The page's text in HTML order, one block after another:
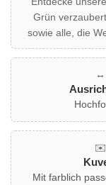
Grün
sowie alle, die
↔️
✉️
Mit farblich